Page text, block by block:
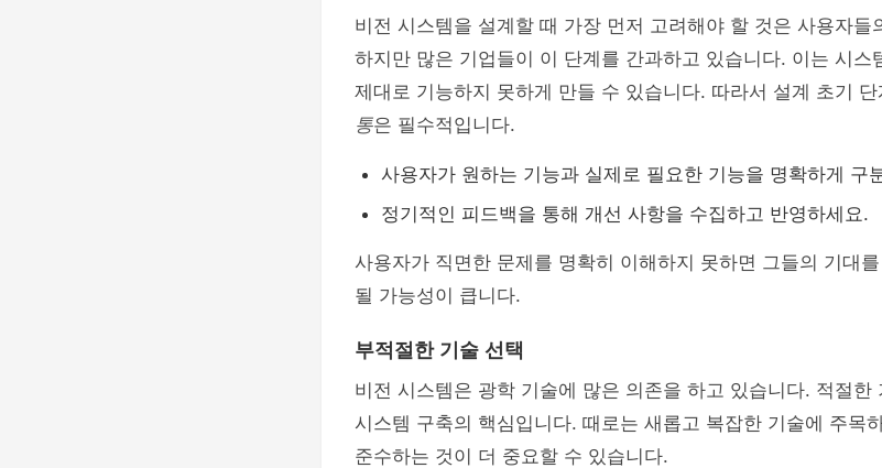
비전 시스템을 설계할 때 가장 먼저 고려해야 할 것은 사용자들
하지만 많은 기업들이 이 단계를 간과하고 있습니다. 이는 시스
제대로 기능하지 못하게 만들 수 있습니다. 따라서 설계 초기 단
통은 필수적입니다.
사용자가 원하는 기능과 실제로 필요한 기능을 명확하게 구
정기적인 피드백을 통해 개선 사항을 수집하고 반영하세요.
사용자가 직면한 문제를 명확히 이해하지 못하면 그들의 기대
될 가능성이 큽니다.
부적절한 기술 선택
비전 시스템은 광학 기술에 많은 의존을 하고 있습니다. 적절한
시스템 구축의 핵심입니다. 때로는 새롭고 복잡한 기술에 주목
준수하는 것이 더 중요할 수 있습니다.